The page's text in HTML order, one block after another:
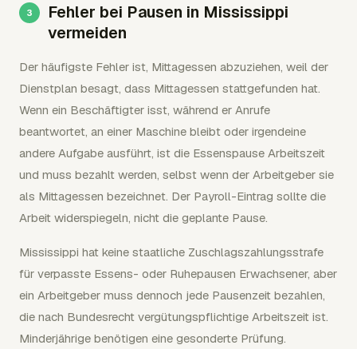
Fehler bei Pausen in Mississippi
vermeiden
Der häufigste Fehler ist, Mittagessen abzuziehen, weil der
Dienstplan besagt, dass Mittagessen stattgefunden hat.
Wenn ein Beschäftigter isst, während er Anrufe
beantwortet, an einer Maschine bleibt oder irgendeine
andere Aufgabe ausführt, ist die Essenspause Arbeitszeit
und muss bezahlt werden, selbst wenn der Arbeitgeber sie
als Mittagessen bezeichnet. Der Payroll-Eintrag sollte die
Arbeit widerspiegeln, nicht die geplante Pause.
Mississippi hat keine staatliche Zuschlagszahlungsstrafe
für verpasste Essens- oder Ruhepausen Erwachsener, aber
ein Arbeitgeber muss dennoch jede Pausenzeit bezahlen,
die nach Bundesrecht vergütungspflichtige Arbeitszeit ist.
Minderjährige benötigen eine gesonderte Prüfung.